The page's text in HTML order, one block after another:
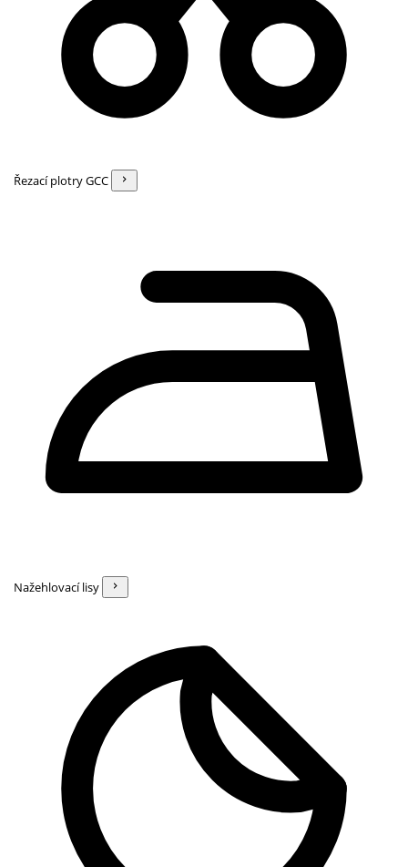
Řezací plotry GCC
Nažehlovací lisy